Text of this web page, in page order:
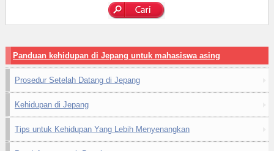
Panduan kehidupan di Jepang untuk mahasiswa asing
Prosedur Setelah Datang di Jepang
Kehidupan di Jepang
Tips untuk Kehidupan Yang Lebih Menyenangkan